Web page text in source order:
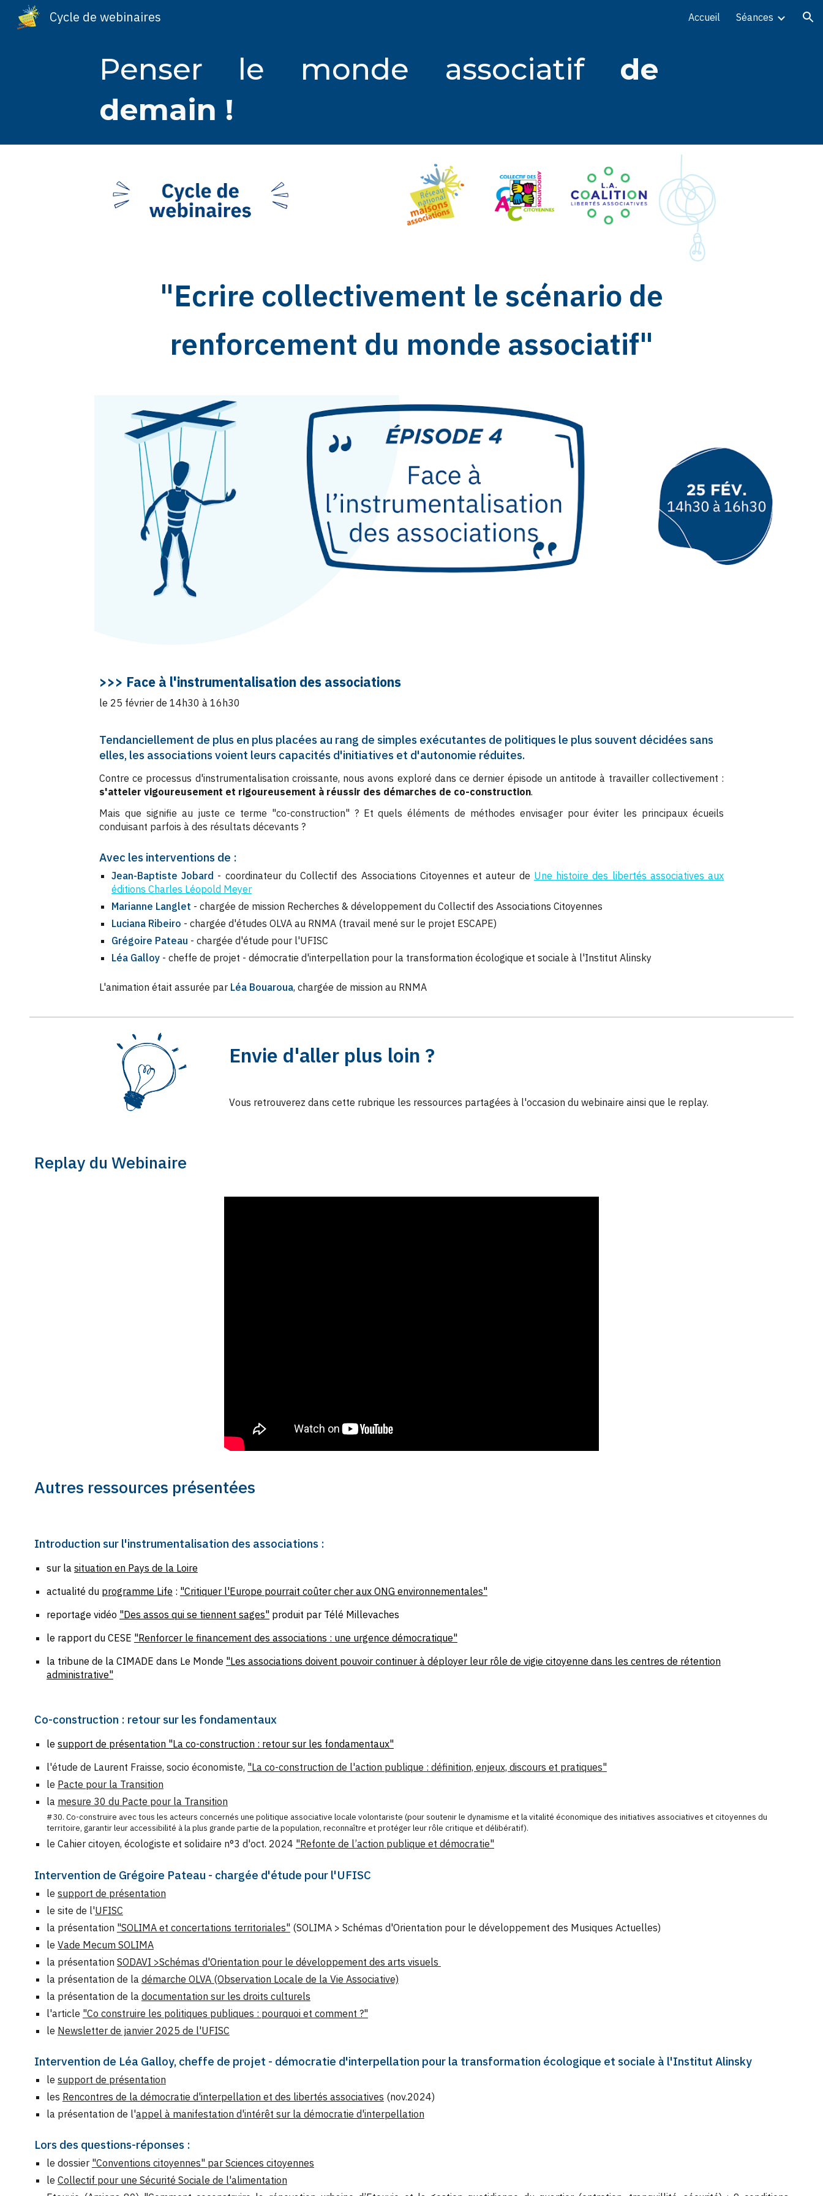
Cycle de webinaires Accueil Séances
Penser le monde associatif de
demain !
"Ecrire collectivement le scénario de
renforcement du monde associatif"
>>> Face à l'instrumentalisation des associations
le 25 février de 14h30 à 16h30
Tendanciellement de plus en plus placées au rang de simples exécutantes de politiques le plus souvent décidées sans
elles, les associations voient leurs capacités d'initiatives et d'autonomie réduites.
Contre ce processus d'instrumentalisation croissante, nous avons exploré dans ce dernier épisode un antitode à travailler collectivement :
s'atteler vigoureusement et rigoureusement à réussir des démarches de co-construction.
Mais que signifie au juste ce terme "co-construction" ? Et quels éléments de méthodes envisager pour éviter les principaux écueils
conduisant parfois à des résultats décevants ?
Avec les interventions de :
Jean-Baptiste Jobard - coordinateur du Collectif des Associations Citoyennes et auteur de Une histoire des libertés associatives aux
éditions Charles Léopold Meyer
Marianne Langlet - chargée de mission Recherches & développement du Collectif des Associations Citoyennes
Luciana Ribeiro - chargée d'études OLVA au RNMA (travail mené sur le projet ESCAPE)
Grégoire Pateau - chargée d'étude pour l'UFISC
Léa Galloy - cheffe de projet - démocratie d'interpellation pour la transformation écologique et sociale à l'Institut Alinsky
L'animation était assurée par Léa Bouaroua, chargée de mission au RNMA
Envie d'aller plus loin ?
Vous retrouverez dans cette rubrique les ressources partagées à l'occasion du webinaire ainsi que le replay.
Replay du Webinaire
Autres ressources présentées
Introduction sur l'instrumentalisation des associations :
sur la situation en Pays de la Loire
actualité du programme Life : "Critiquer l'Europe pourrait coûter cher aux ONG environnementales"
reportage vidéo "Des assos qui se tiennent sages"produit par Télé Millevaches
le rapport du CESE "Renforcer le financement des associations : une urgence démocratique"
la tribune de la CIMADE dans Le Monde "Les associations doivent pouvoir continuer à déployer leur rôle de vigie citoyenne dans les centres de rétention
administrative"
Co-construction : retour sur les fondamentaux
le support de présentation "La co-construction : retour sur les fondamentaux"
l'étude de Laurent Fraisse, socio économiste, "La co-construction de l'action publique : définition, enjeux, discours et pratiques"
le Pacte pour la Transition
la mesure 30 du Pacte pour la Transition
#30. Co-construire avec tous les acteurs concernés une politique associative locale volontariste (pour soutenir le dynamisme et la vitalité économique des initiatives associatives et citoyennes du
territoire, garantir leur accessibilité à la plus grande partie de la population, reconnaître et protéger leur rôle critique et délibératif).
le Cahier citoyen, écologiste et solidaire n°3 d'oct. 2024 "Refonte de l’action publique et démocratie"
Intervention de Grégoire Pateau - chargée d'étude pour l'UFISC
le support de présentation
le site de l'UFISC
la présentation "SOLIMA et concertations territoriales" (SOLIMA > Schémas d'Orientation pour le développement des Musiques Actuelles)
le Vade Mecum SOLIMA
la présentation SODAVI >Schémas d'Orientation pour le développement des arts visuels
la présentation de la démarche OLVA (Observation Locale de la Vie Associative)
la présentation de la documentation sur les droits culturels
l'article "Co construire les politiques publiques : pourquoi et comment ?"
le Newsletter de janvier 2025 de l'UFISC
Intervention de Léa Galloy, cheffe de projet - démocratie d'interpellation pour la transformation écologique et sociale à l'Institut Alinsky
le support de présentation
les Rencontres de la démocratie d'interpellation et des libertés associatives (nov.2024)
la présentation de l'appel à manifestation d'intérêt sur la démocratie d'interpellation
Lors des questions-réponses :
le dossier "Conventions citoyennes" par Sciences citoyennes
le Collectif pour une Sécurité Sociale de l'alimentation